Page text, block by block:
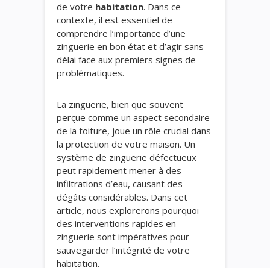
de votre habitation. Dans ce
contexte, il est essentiel de
comprendre l’importance d’une
zinguerie en bon état et d’agir sans
délai face aux premiers signes de
problématiques.
La zinguerie, bien que souvent
perçue comme un aspect secondaire
de la toiture, joue un rôle crucial dans
la protection de votre maison. Un
système de zinguerie défectueux
peut rapidement mener à des
infiltrations d’eau, causant des
dégâts considérables. Dans cet
article, nous explorerons pourquoi
des interventions rapides en
zinguerie sont impératives pour
sauvegarder l’intégrité de votre
habitation.